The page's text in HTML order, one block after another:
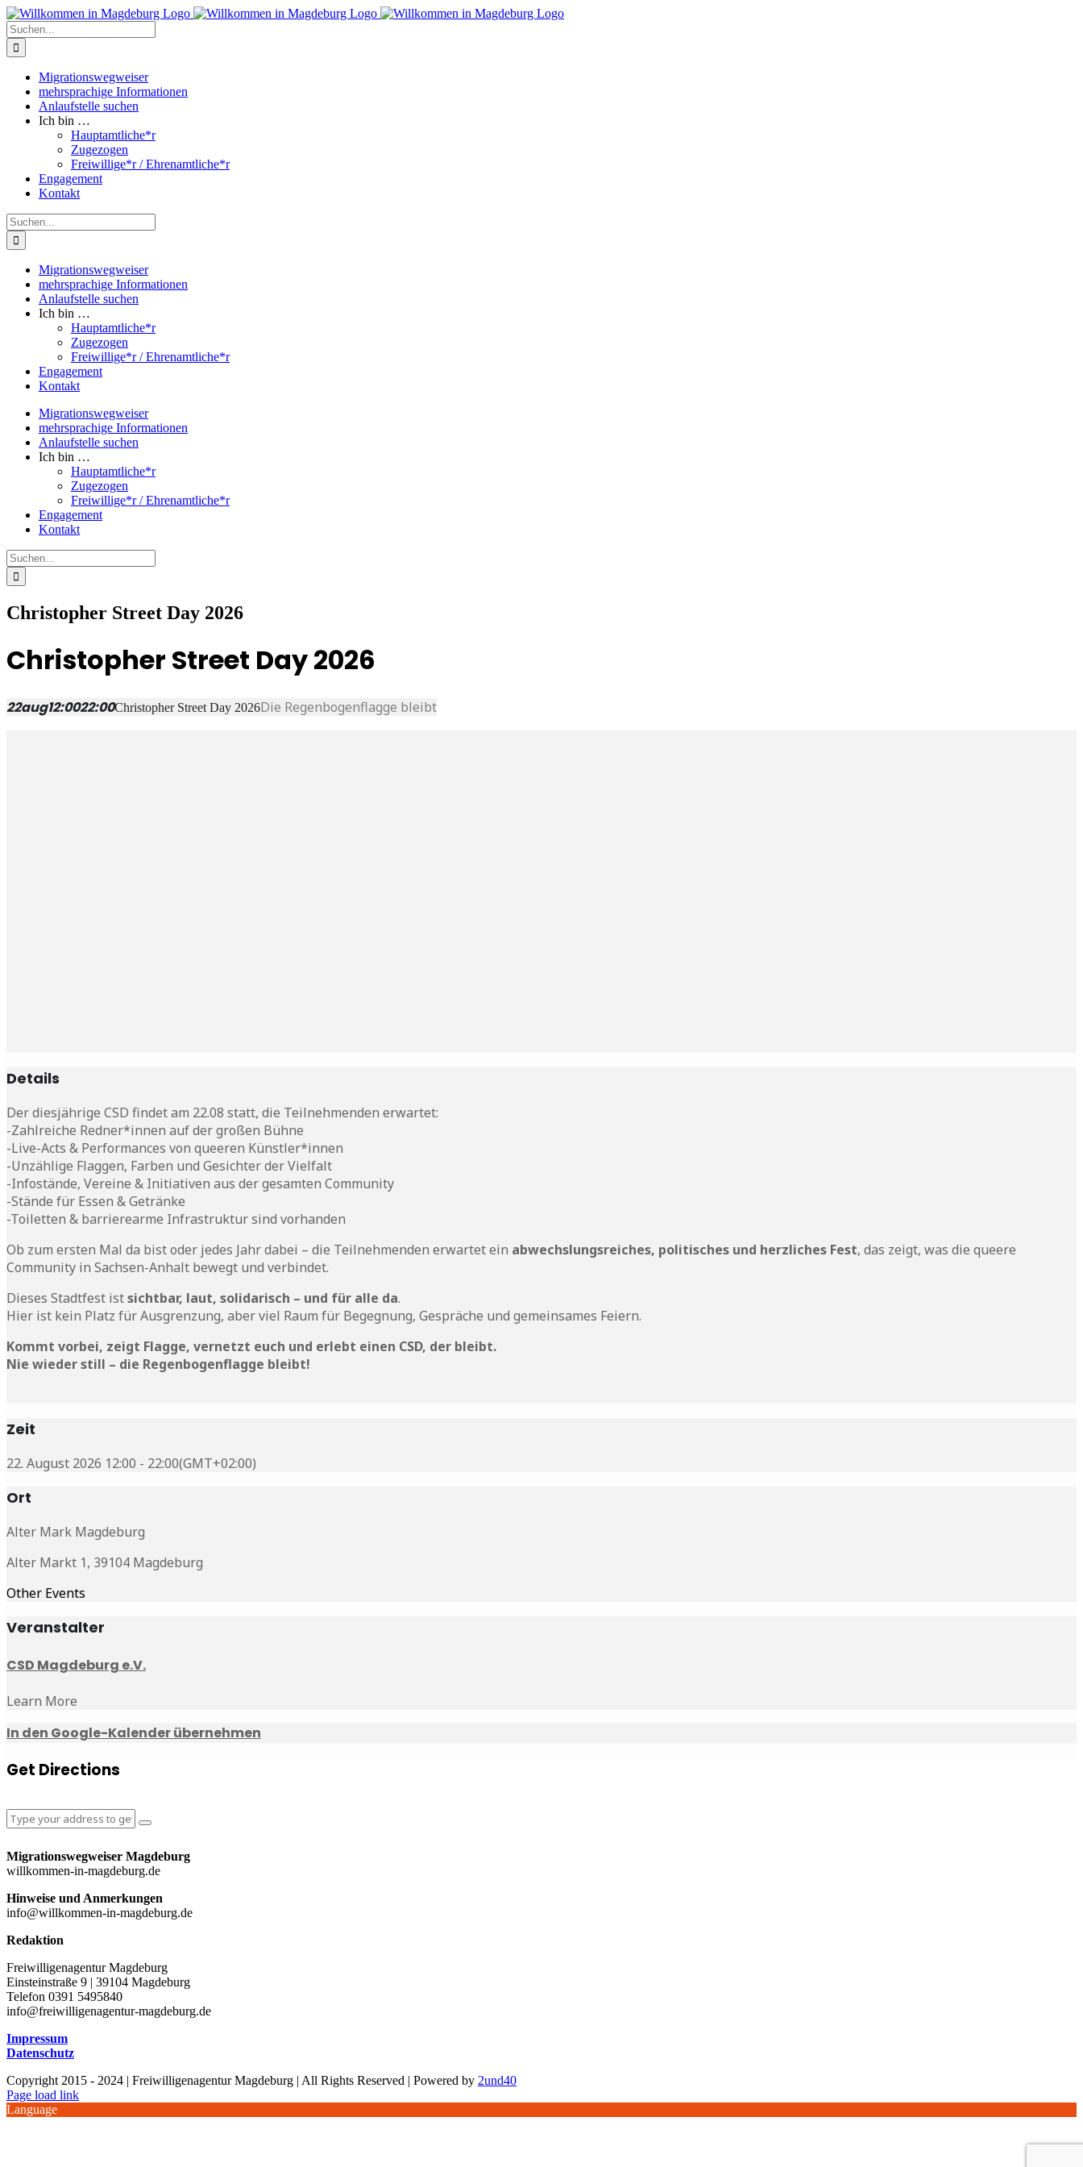
Zum
Inhalt
springen
Suche
nach:
Migrationswegweiser
mehrsprachige Informationen
Anlaufstelle suchen
Ich bin …
Hauptamtliche*r
Zugezogen
Freiwillige*r / Ehrenamtliche*r
Engagement
Kontakt
Suche
nach:
Migrationswegweiser
mehrsprachige Informationen
Anlaufstelle suchen
Ich bin …
Hauptamtliche*r
Zugezogen
Freiwillige*r / Ehrenamtliche*r
Engagement
Kontakt
Migrationswegweiser
mehrsprachige Informationen
Anlaufstelle suchen
Ich bin …
Hauptamtliche*r
Zugezogen
Freiwillige*r / Ehrenamtliche*r
Engagement
Kontakt
Suche
nach:
Christopher Street Day 2026
Christopher Street Day 2026
22aug12:0022:00Christopher Street Day 2026Die Regenbogenflagge bleibt
Details
Der diesjährige CSD findet am 22.08 statt, die Teilnehmenden erwartet:
-Zahlreiche Redner*innen auf der großen Bühne
-Live-Acts & Performances von queeren Künstler*innen
-Unzählige Flaggen, Farben und Gesichter der Vielfalt
-Infostände, Vereine & Initiativen aus der gesamten Community
-Stände für Essen & Getränke
-Toiletten & barrierearme Infrastruktur sind vorhanden
Ob zum ersten Mal da bist oder jedes Jahr dabei – die Teilnehmenden erwartet ein abwechslungsreiches, politisches und herzliches Fest, das zeigt, was die queere
Community in Sachsen-Anhalt bewegt und verbindet.
Dieses Stadtfest istsichtbar, laut, solidarisch – und für alle da.
Hier ist kein Platz für Ausgrenzung, aber viel Raum für Begegnung, Gespräche und gemeinsames Feiern.
Kommt vorbei, zeigt Flagge, vernetzt euch und erlebt einen CSD, der bleibt.
Nie wieder still – die Regenbogenflagge bleibt!
Zeit
22. August 2026 12:00 - 22:00(GMT+02:00)
Ort
Alter Mark Magdeburg
Alter Markt 1, 39104 Magdeburg
Other Events
Veranstalter
CSD Magdeburg e.V.
Learn More
In den Google-Kalender übernehmen
Get Directions
Migrationswegweiser Magdeburg
willkommen-in-magdeburg.de
Hinweise und Anmerkungen
info@willkommen-in-magdeburg.de
Redaktion
Freiwilligenagentur Magdeburg
Einsteinstraße 9 | 39104 Magdeburg
Telefon 0391 5495840
info@freiwilligenagentur-magdeburg.de
Impressum
Datenschutz
Copyright 2015 - 2024 | Freiwilligenagentur Magdeburg | All Rights Reserved | Powered by 2und40
Facebook
Instagram
YouTube
Page load link
Language